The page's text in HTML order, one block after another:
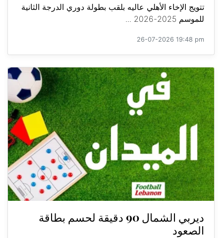
تتويج الإخاء الأهلي عاليه بلقب بطولة دوري الدرجة الثانية
للموسم 2025-2026 ...
26-07-2026 19:48 pm
ديربي الشمال 90 دقيقة لحسم بطاقة
الصعود